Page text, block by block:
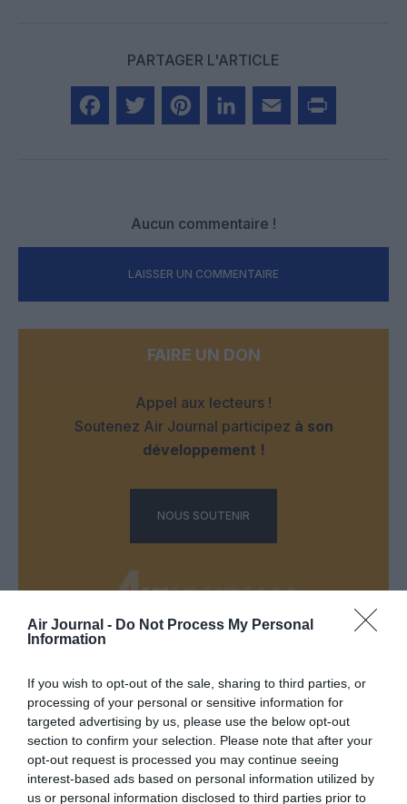
Air Journal - Do Not Process My Personal
Information
If you wish to opt-out of the sale, sharing to third parties, or
processing of your personal or sensitive information for
targeted advertising by us, please use the below opt-out
section to confirm your selection. Please note that after your
opt-out request is processed you may continue seeing
interest-based ads based on personal information utilized by
us or personal information disclosed to third parties prior to
PARTAGER L'ARTICLE
Aucun commentaire !
LAISSER UN COMMENTAIRE
FAIRE UN DON
Appel aux lecteurs !
Soutenez Air Journal participez à son
développement !
NOUS SOUTENIR
GVA1112
a commenté l'article :
19 h 23 sans escale : le Boeing 777F de National
Airlines relie l’Écosse à l’Australie